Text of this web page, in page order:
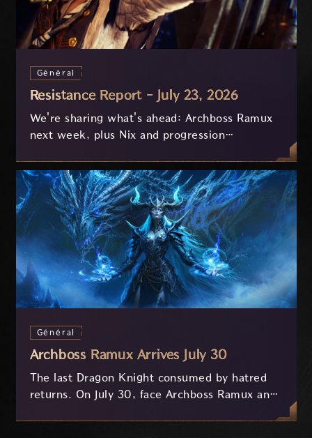
Général
Resistance Report - July 23, 2026
We're sharing what's ahead: Archboss Ramux
next week, plus Nix and progression
on your feedback.
Général
Archboss Ramux Arrives July 30
The last Dragon Knight consumed by hatred
returns. On July 30, face Archboss Ramux and